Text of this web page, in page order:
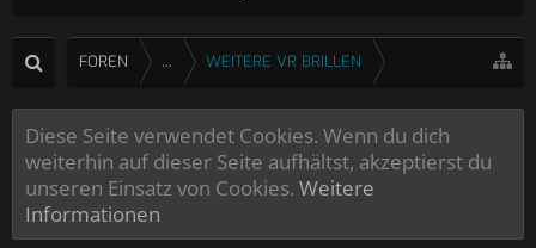
FOREN ... WEITERE VR BRILLEN
Diese Seite verwendet Cookies. Wenn du dich
weiterhin auf dieser Seite aufhältst, akzeptierst du
unseren Einsatz von Cookies. Weitere
Informationen